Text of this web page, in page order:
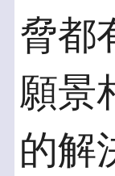
脅都
願景
的解